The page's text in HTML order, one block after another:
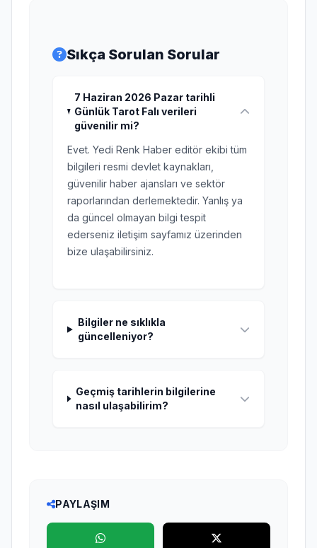
Sıkça Sorulan Sorular
7 Haziran 2026 Pazar tarihli
Günlük Tarot Falı verileri
güvenilir mi?
Evet. Yedi Renk Haber editör ekibi tüm
bilgileri resmi devlet kaynakları,
güvenilir haber ajansları ve sektör
raporlarından derlemektedir. Yanlış ya
da güncel olmayan bilgi tespit
ederseniz iletişim sayfamız üzerinden
bize ulaşabilirsiniz.
Bilgiler ne sıklıkla
güncelleniyor?
Geçmiş tarihlerin bilgilerine
nasıl ulaşabilirim?
PAYLAŞIM